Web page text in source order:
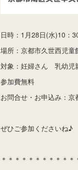
日時：1月28日(水)10：
場所：京都市久世西児童
対象：妊婦さん 乳幼児
参加費無料
お問合せ・お申込み：
ぜひご参加くださいね♪
＊＊＊＊＊＊＊＊＊＊＊